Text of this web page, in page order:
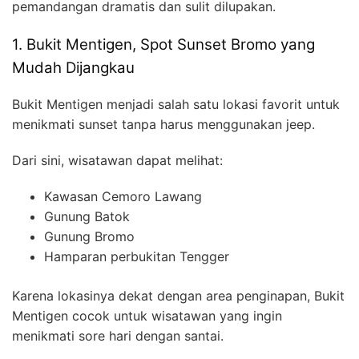
pemandangan dramatis dan sulit dilupakan.
1. Bukit Mentigen, Spot Sunset Bromo yang
Mudah Dijangkau
Bukit Mentigen menjadi salah satu lokasi favorit untuk
menikmati sunset tanpa harus menggunakan jeep.
Dari sini, wisatawan dapat melihat:
Kawasan Cemoro Lawang
Gunung Batok
Gunung Bromo
Hamparan perbukitan Tengger
Karena lokasinya dekat dengan area penginapan, Bukit
Mentigen cocok untuk wisatawan yang ingin
menikmati sore hari dengan santai.